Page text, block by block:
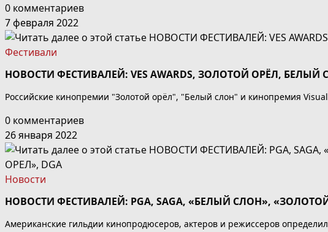
0 комментариев
7 февраля 2022
Фестивали
НОВОСТИ ФЕСТИВАЛЕЙ: VES AWARDS, ЗОЛОТОЙ ОРЁЛ, БЕЛЫЙ
Российские кинопремии "Золотой орёл", "Белый слон" и кинопремия
0 комментариев
26 января 2022
Новости
НОВОСТИ ФЕСТИВАЛЕЙ: PGA, SAGA, «БЕЛЫЙ СЛОН»,
Американские гильдии кинопродюсеров, актеров и режиссеров